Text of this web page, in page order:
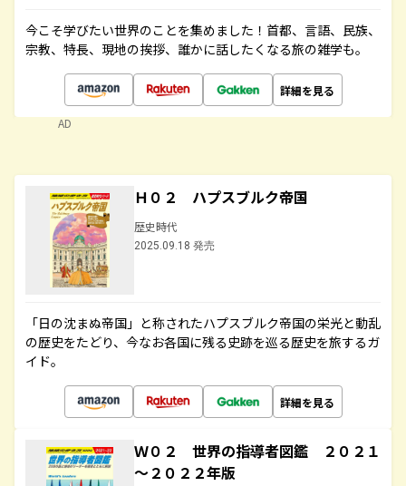
今こそ学びたい世界のことを集めました！首都、言語、民族、
宗教、特長、現地の挨拶、誰かに話したくなる旅の雑学も。
詳細を見る
AD
Ｈ０２ ハプスブルク帝国
歴史時代
2025.09.18 発売
「日の沈まぬ帝国」と称されたハプスブルク帝国の栄光と動乱
の歴史をたどり、今なお各国に残る史跡を巡る歴史を旅するガ
イド。
詳細を見る
Ｗ０２ 世界の指導者図鑑 ２０２１
～２０２２年版